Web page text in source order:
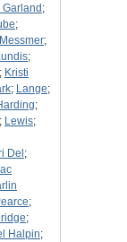
Garland ;
;
;
;
; Kristi
; Lange;
;
; Lewis;
Del ;
;
;
Halpin;